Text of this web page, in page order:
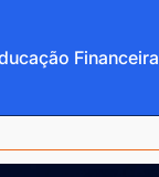
Financeira